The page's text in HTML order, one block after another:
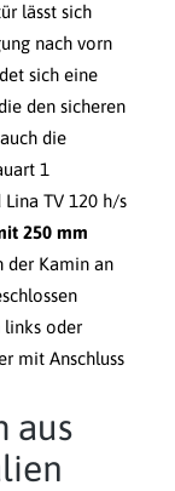
lässt sich
nach vorn
sich eine
den sicheren
die
1
TV 120 h/s
250 mm
der Kamin an
links oder
mit Anschluss
aus